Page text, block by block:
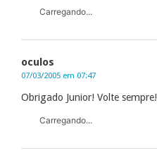
Carregando...
oculos
07/03/2005 em 07:47
Obrigado Junior! Volte sempre!
Carregando...